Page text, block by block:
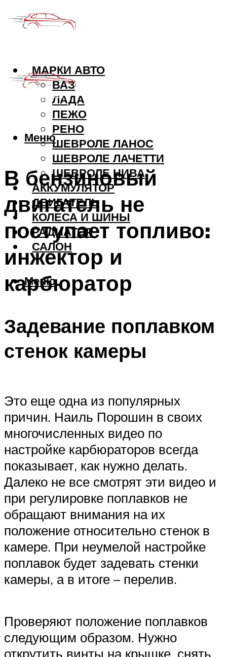
МАРКИ АВТО
ВАЗ
ЛАДА
ПЕЖО
РЕНО
ШЕВРОЛЕ ЛАНОС
ШЕВРОЛЕ ЛАЧЕТТИ
ШЕВРОЛЕ НИВА
АККУМУЛЯТОР
ДВИГАТЕЛЬ
КОЛЕСА И ШИНЫ
РАДИАТОР
САЛОН
Меню
Меню
В бензиновый
двигатель не
поступает топливо:
инжектор и
карбюратор
Задевание поплавком
стенок камеры
Это еще одна из популярных
причин. Наиль Порошин в своих
многочисленных видео по
настройке карбюраторов всегда
показывает, как нужно делать.
Далеко не все смотрят эти видео и
при регулировке поплавков не
обращают внимания на их
положение относительно стенок в
камере. При неумелой настройке
поплавок будет задевать стенки
камеры, а в итоге – перелив.
Проверяют положение поплавков
следующим образом. Нужно
открутить винты на крышке, снять